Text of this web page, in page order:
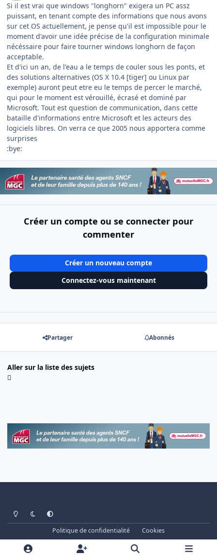
Si il est vrai que windows "longhorn" exigera un PC assz
puissant, en tenant compte des informations que nous avons
sur cet OS actuellement, je pense qu'il est impossible pour le
moment d'avoir une idée précise de la configuration minimale
nécéssaire pour faire tourner windows longhorn de façon
acceptable.
Et d'ici un an, de l'eau a le temps de couler sous les ponts, et
des solutions alternatives (OS X 10.4 [tiger] ou Linux par
exemple) auront peut etre eu le temps de percer le marché,
qui pour le moment est vérouillé, écrasé et dominé par
Microsoft. Tout est question de communication, dans cette
bataille d'informations entre Microsoft et les acteurs des
logiciels libres. On verra ce que 2005 nous apportera comme
surprises
:bye:
Créer un compte ou se connecter pour
commenter
Créer un nouveau compte
Connectez-vous maintenant
Partager Abonnés
Aller sur la liste des sujets
Light ModeDark ModeSystem Preference
Politique de confidentialité
Cookies
www.cheminots.net - Forum Libre depuis 2003
Powered by
Invision Community